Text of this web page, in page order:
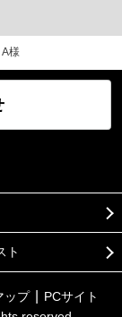
A様
ト
ップ
PCサイト